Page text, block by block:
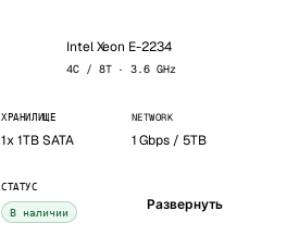
Intel Xeon E-2234
4C / 8T · 3.6 GHz
ХРАНИЛИЩЕ
1x 1TB SATA
NETWORK
1 Gbps / 5TB
СТАТУС
В наличии Развернуть